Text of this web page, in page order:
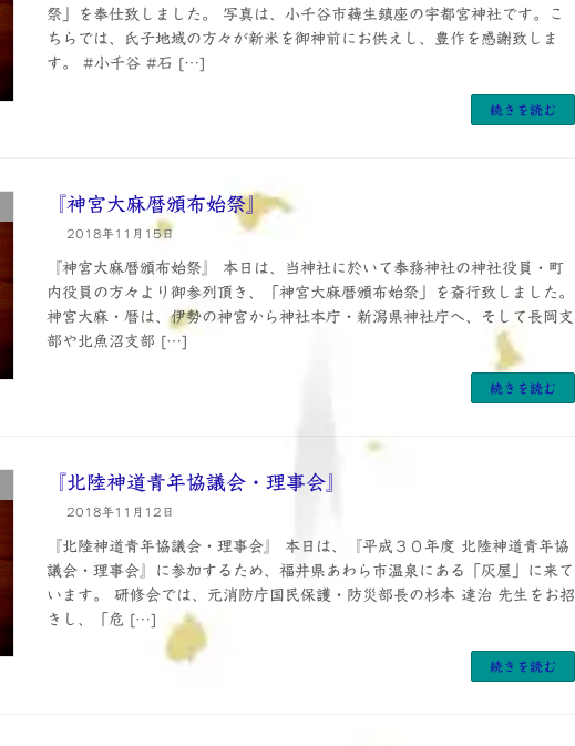
祭」を奉仕致しました。 写真は、小千谷市薭生鎮座の宇都宮神社です。こ
ちらでは、氏子地域の方々が新米を御神前にお供えし、豊作を感謝致しま
す。 #小千谷 #石 […]
続きを読む
『神宮大麻暦頒布始祭』
2018年11月15日
『神宮大麻暦頒布始祭』 本日は、当神社に於いて奉務神社の神社役員・町
内役員の方々より御参列頂き、「神宮大麻暦頒布始祭」を斎行致しました。
神宮大麻・暦は、伊勢の神宮から神社本庁・新潟県神社庁へ、そして長岡支
部や北魚沼支部 […]
続きを読む
『北陸神道青年協議会・理事会』
2018年11月12日
『北陸神道青年協議会・理事会』 本日は、『平成３０年度 北陸神道青年協
議会・理事会』に参加するため、福井県あわら市温泉にある「灰屋」に来て
います。 研修会では、元消防庁国民保護・防災部長の杉本 達治 先生をお招
きし、「危 […]
続きを読む